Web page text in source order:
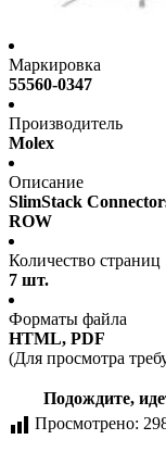
Маркировка
55560-0347
Производитель
Molex
Описание
SlimStack
ROW
Количество страниц
7 шт.
Форматы файла
HTML, PDF
(Для просмотра
Подождите,
Просмотрено: